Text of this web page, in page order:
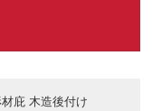
庇 木造後付け